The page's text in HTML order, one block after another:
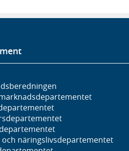
och näringslivs­departementet